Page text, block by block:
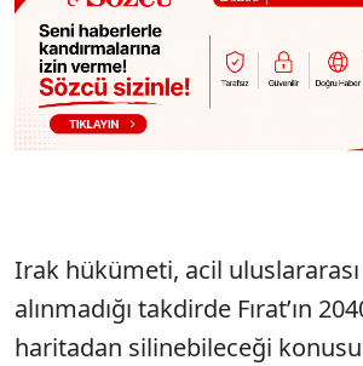
Irak hükümeti, acil
alınmadığı takdirde Fırat’ın
haritadan silinebileceği